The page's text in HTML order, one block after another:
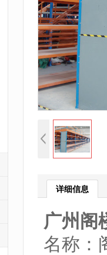
详细信息
广州阁
名称：